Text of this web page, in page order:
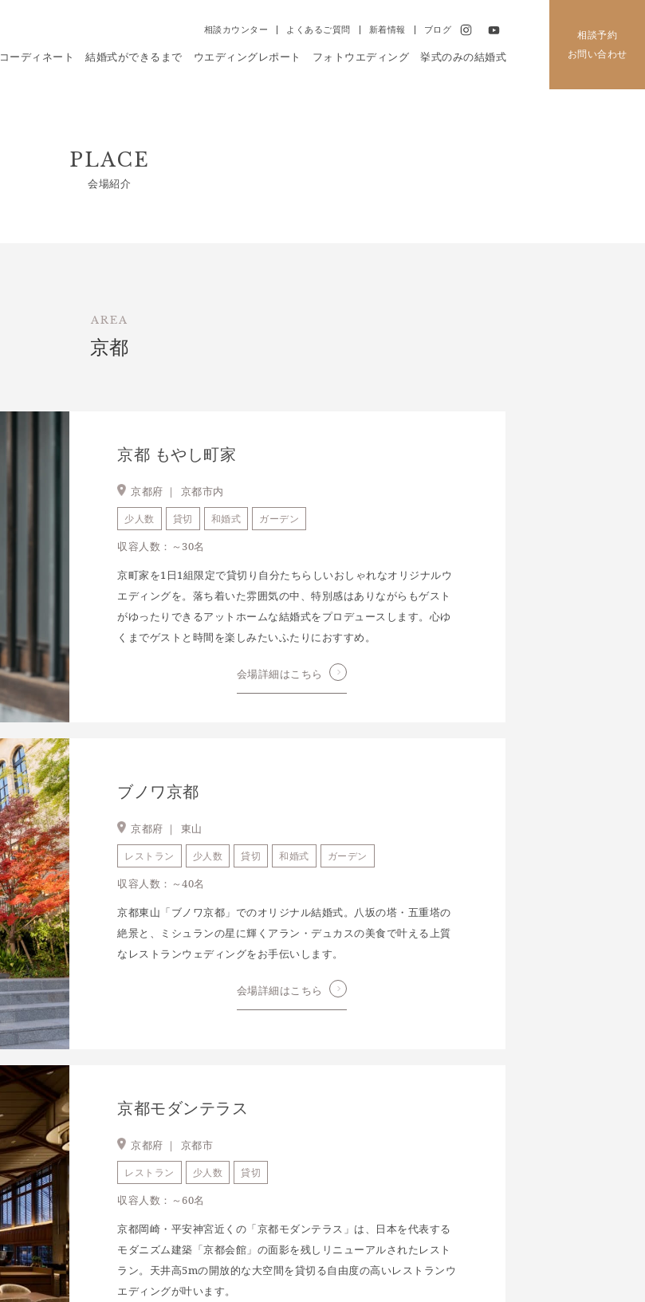
相談カウンター よくあるご質問 新着情報 ブログ
コーディネート 結婚式ができるまで ウエディングレポート フォトウエディング 挙式のみの結婚式
相談予約
お問い合わせ
PLACE
会場紹介
AREA
京都
京都 もやし町家
京都府 ｜ 京都市内
少人数 貸切 和婚式 ガーデン
収容人数：～30名
京町家を1日1組限定で貸切り自分たちらしいおしゃれなオリジナルウ
エディングを。落ち着いた雰囲気の中、特別感はありながらもゲスト
がゆったりできるアットホームな結婚式をプロデュースします。心ゆ
くまでゲストと時間を楽しみたいふたりにおすすめ。
会場詳細はこちら
ブノワ京都
京都府 ｜ 東山
レストラン 少人数 貸切 和婚式 ガーデン
収容人数：～40名
京都東山「ブノワ京都」でのオリジナル結婚式。八坂の塔・五重塔の
絶景と、ミシュランの星に輝くアラン・デュカスの美食で叶える上質
なレストランウェディングをお手伝いします。
会場詳細はこちら
京都モダンテラス
京都府 ｜ 京都市
レストラン 少人数 貸切
収容人数：～60名
京都岡崎・平安神宮近くの「京都モダンテラス」は、日本を代表する
モダニズム建築「京都会館」の面影を残しリニューアルされたレスト
ラン。天井高5mの開放的な大空間を貸切る自由度の高いレストランウ
エディングが叶います。